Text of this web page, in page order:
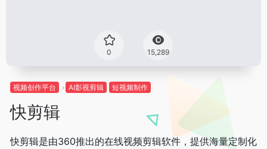
0 15,289
视频创作平台 AI影视剪辑 短视频制作
快剪辑
快剪辑是由360推出的在线视频剪辑软件，提供海量定制化